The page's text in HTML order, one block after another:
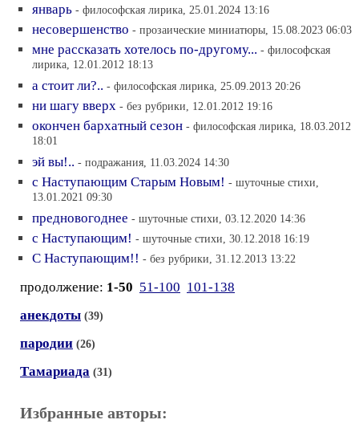
январь - философская лирика, 25.01.2024 13:16
несовершенство - прозаические миниатюры, 15.08.2023 06:03
мне рассказать хотелось по-другому... - философская
лирика, 12.01.2012 18:13
а стоит ли?.. - философская лирика, 25.09.2013 20:26
ни шагу вверх - без рубрики, 12.01.2012 19:16
окончен бархатный сезон - философская лирика, 18.03.2012
18:01
эй вы!.. - подражания, 11.03.2024 14:30
с Наступающим Старым Новым! - шуточные стихи,
13.01.2021 09:30
предновогоднее - шуточные стихи, 03.12.2020 14:36
с Наступающим! - шуточные стихи, 30.12.2018 16:19
С Наступающим!! - без рубрики, 31.12.2013 13:22
продолжение: 1-50 51-100 101-138
анекдоты (39)
пародии (26)
Тамариада (31)
Избранные авторы: